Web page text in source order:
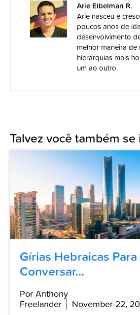
Arie Elbelman R.
Arie nasceu e
poucos anos de
desenvolvimento
melhor maneira
hierarquias mais
um ao outro.
Talvez você também
Gírias Hebraicas Para
Conversar...
Por Anthony
Freelander
November 22,